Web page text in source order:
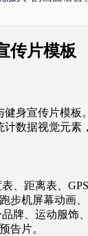
传片模板
身宣传片模
数据视觉元素
、距离表、
步机屏幕动画
牌、运动服饰
告片。